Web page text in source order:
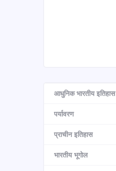
आधुनिक भारतीय इतिहास
पर्यावरण
प्राचीन इतिहास
भारतीय भूगोल